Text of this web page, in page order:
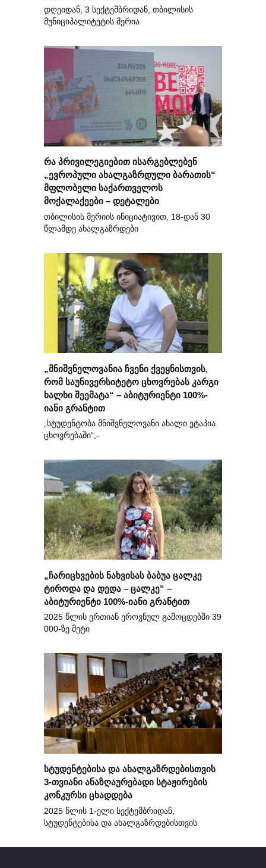
დღეიდან, 3 სექტემბრიდან, თბილისის
მუნიციპალიტეტის მერია
რა პრივილეგიებით ისარგებლებენ
„ევროპული ახალგაზრდული ბარათის“
მფლობელი საქართველოს
მოქალაქეები – დეტალები
თბილისის მერიის ინიციატივით, 18-დან 30
წლამდე ახალგაზრდები
„მნიშვნელოვანია ჩვენი ქვეყნისთვის,
რომ საუნივერსიტეტო ცხოვრებას კარგი
ხალხი შეემატა“ – აბიტურიენტი 100%-
იანი გრანტით
„სტუდენტობა მნიშვნელოვანი ახალი ეტაპია
ცხოვრებაში“,-
„ჩარიცხვების ნახვისას ბაბუა ცალკე
ტიროდა და დედა – ცალკე“ –
აბიტურიენტი 100%-იანი გრანტით
2025 წლის ერთიან ეროვნულ გამოცდებში 39
000-ზე მეტი
სტუდენტებისა და ახალგაზრდებისთვის
3-თვიანი ანაზღაურებადი სტაჟირების
კონკურსი ცხადდება
2025 წლის 1-ელი სექტემბრიდან,
სტუდენტებისა და ახალგაზრდებისთვის